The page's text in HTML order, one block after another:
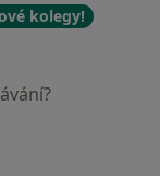
kolegy!